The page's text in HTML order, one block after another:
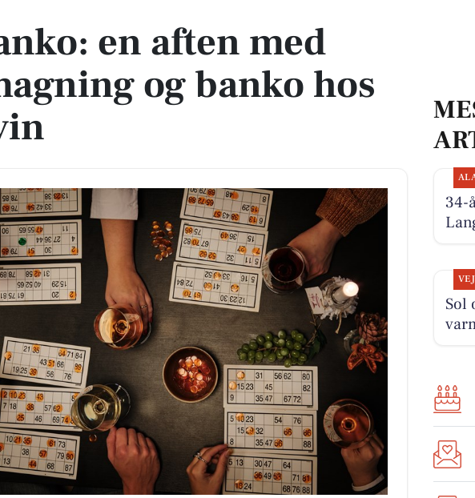
en aften med
og banko hos
34-
Sol